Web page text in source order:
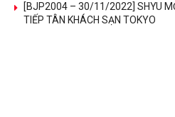
[BJP2004 – 30/11/2022] SHYU
TIẾP TÂN KHÁCH SẠN TOKYO